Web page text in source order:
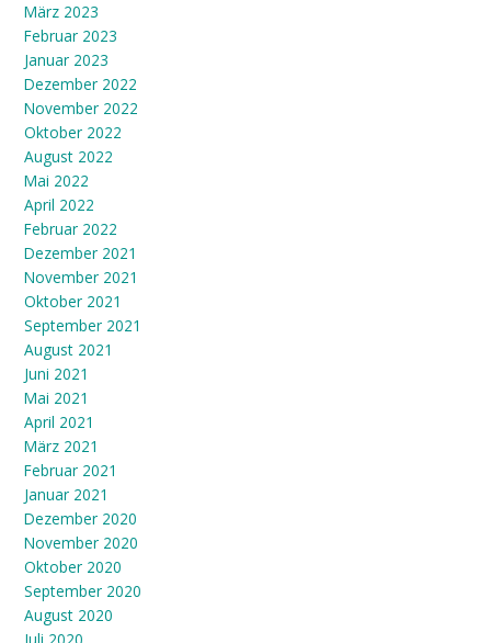
März 2023
Februar 2023
Januar 2023
Dezember 2022
November 2022
Oktober 2022
August 2022
Mai 2022
April 2022
Februar 2022
Dezember 2021
November 2021
Oktober 2021
September 2021
August 2021
Juni 2021
Mai 2021
April 2021
März 2021
Februar 2021
Januar 2021
Dezember 2020
November 2020
Oktober 2020
September 2020
August 2020